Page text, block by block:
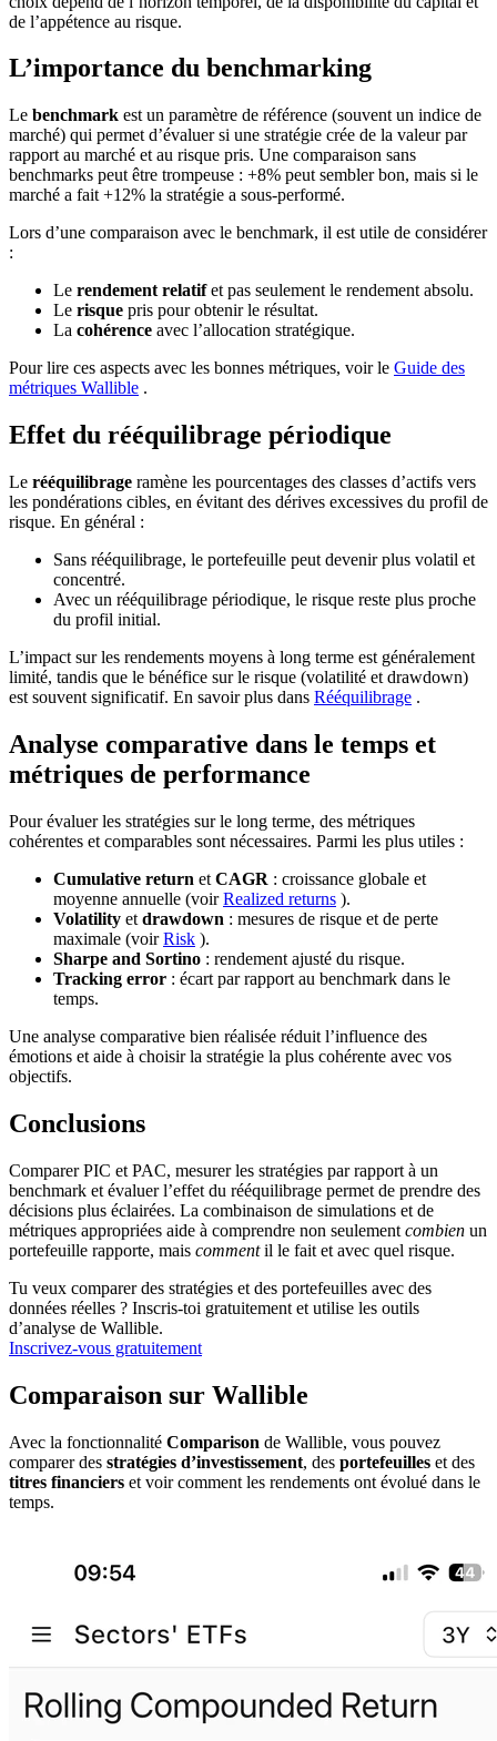
de l’appétence au risque.
L’importance du benchmarking
Le benchmark est un paramètre de référence (souvent un indice de
marché) qui permet d’évaluer si une stratégie crée de la valeur par
rapport au marché et au risque pris. Une comparaison sans
benchmarks peut être trompeuse : +8% peut sembler bon, mais si le
marché a fait +12% la stratégie a sous‑performé.
Lors d’une comparaison avec le benchmark, il est utile de considérer
:
Le rendement relatifet pas seulement le rendement absolu.
Le risque pris pour obtenir le résultat.
La cohérence avec l’allocation stratégique.
Pour lire ces aspects avec les bonnes métriques, voir le Guide des
métriques Wallible .
Effet du rééquilibrage périodique
Le rééquilibrage ramène les pourcentages des classes d’actifs vers
les pondérations cibles, en évitant des dérives excessives du profil de
risque. En général :
Sans rééquilibrage, le portefeuille peut devenir plus volatil et
concentré.
Avec un rééquilibrage périodique, le risque reste plus proche
du profil initial.
L’impact sur les rendements moyens à long terme est généralement
limité, tandis que le bénéfice sur le risque (volatilité et drawdown)
est souvent significatif. En savoir plus dans Rééquilibrage .
Analyse comparative dans le temps et
métriques de performance
Pour évaluer les stratégies sur le long terme, des métriques
cohérentes et comparables sont nécessaires. Parmi les plus utiles :
Cumulative return et CAGR : croissance globale et
moyenne annuelle (voirRealized returns ).
Volatility et drawdown : mesures de risque et de perte
maximale (voirRisk ).
Sharpe and Sortino : rendement ajusté du risque.
Tracking error : écart par rapport au benchmark dans le
temps.
Une analyse comparative bien réalisée réduit l’influence des
émotions et aide à choisir la stratégie la plus cohérente avec vos
objectifs.
Conclusions
Comparer PIC et PAC, mesurer les stratégies par rapport à un
benchmark et évaluer l’effet du rééquilibrage permet de prendre des
décisions plus éclairées. La combinaison de simulations et de
métriques appropriées aide à comprendre non seulement combien un
portefeuille rapporte, mais commentil le fait et avec quel risque.
Tu veux comparer des stratégies et des portefeuilles avec des
données réelles ? Inscris-toi gratuitement et utilise les outils
d’analyse de Wallible.
Inscrivez-vous gratuitement
Comparaison sur Wallible
Avec la fonctionnalité Comparison de Wallible, vous pouvez
comparer des stratégies d’investissement, des portefeuilles et des
titres financiers et voir comment les rendements ont évolué dans le
temps.